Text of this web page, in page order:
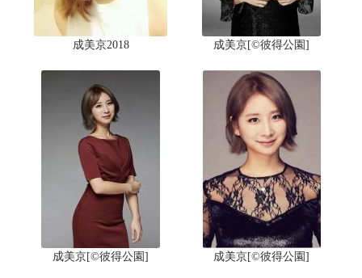
成美京2018 成美京[©彼得公園]
成美京[©彼得公園] 成美京[©彼得公園]